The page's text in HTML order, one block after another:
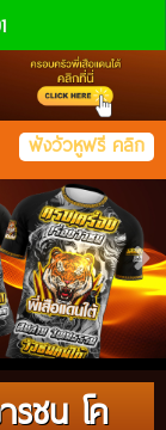
ฟังวัวหูฟรี คลิก
ชน โค